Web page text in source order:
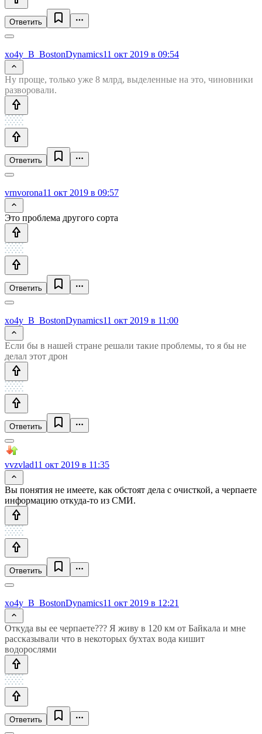
Ответить
xo4y_B_BostonDynamics11 окт 2019 в 09:54
Ну проще, только уже 8 млрд, выделенные на это, чиновники
разворовали.
Ответить
vrnvorona11 окт 2019 в 09:57
Это проблема другого сорта
Ответить
xo4y_B_BostonDynamics11 окт 2019 в 11:00
Если бы в нашей стране решали такие проблемы, то я бы не
делал этот дрон
Ответить
vvzvlad11 окт 2019 в 11:35
Вы понятия не имеете, как обстоят дела с очисткой, а черпаете
информацию откуда-то из СМИ.
Ответить
xo4y_B_BostonDynamics11 окт 2019 в 12:21
Откуда вы ее черпаете??? Я живу в 120 км от Байкала и мне
рассказывали что в некоторых бухтах вода кишит
водорослями
Ответить